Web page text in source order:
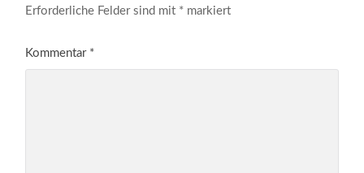
Erforderliche Felder sind mit * markiert
Kommentar *